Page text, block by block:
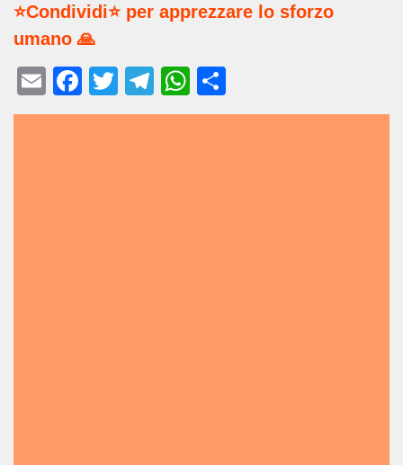
⭐Condividi⭐ per apprezzare lo sforzo
umano 🙏
E
m
F
a
T
wi
T
el
W
h
o